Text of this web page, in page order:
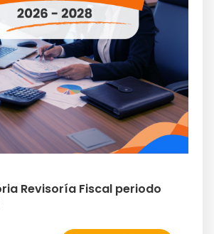
Revisoría Fiscal periodo